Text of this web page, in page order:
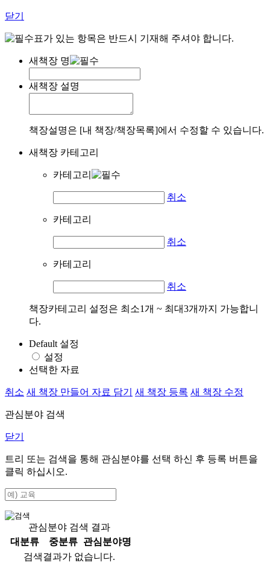
닫기
표가 있는 항목은 반드시 기재해 주셔야 합니다.
새책장 명
새책장 설명
책장설명은 [내 책장/책장목록]에서 수정할 수 있습니다.
새책장 카테고리
카테고리
취소
카테고리
취소
카테고리
취소
책장카테고리 설정은 최소1개 ~ 최대3개까지 가능합니
다.
Default 설정
설정
선택한 자료
취소 새 책장 만들어 자료 담기 새 책장 등록 새 책장 수정
관심분야 검색
닫기
트리 또는 검색을 통해 관심분야를 선택 하신 후 등록 버튼을
클릭 하십시오.
관심분야 검색 결과
대분류
중분류
관심분야명
검색결과가 없습니다.